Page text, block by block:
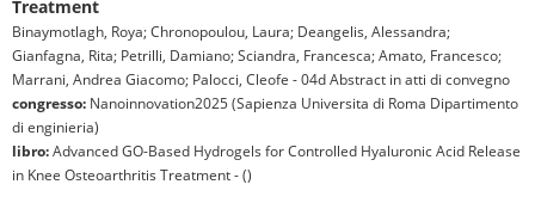
Treatment
Binaymotlagh, Roya; Chronopoulou, Laura; Deangelis, Alessandra;
Gianfagna, Rita; Petrilli, Damiano; Sciandra, Francesca; Amato, Francesco;
Marrani, Andrea Giacomo; Palocci, Cleofe - 04d Abstract in atti di convegno
congresso: Nanoinnovation2025 (Sapienza Universita di Roma Dipartimento
di enginieria)
libro:Advanced GO-Based Hydrogels for Controlled Hyaluronic Acid Release
in Knee Osteoarthritis Treatment - ()